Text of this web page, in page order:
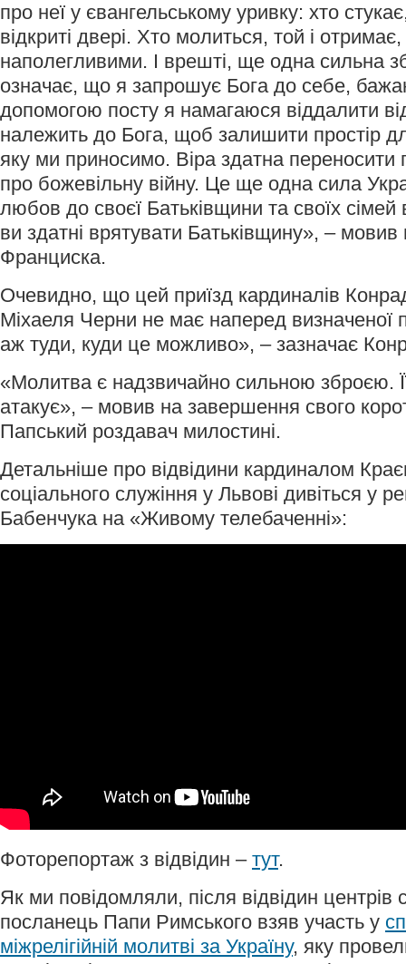
про неї у євангельському уривку: хто
відкриті двері. Хто молиться, той і
наполегливими. І врешті, ще одна сильна
означає, що я запрошує Бога до себе,
допомогою посту я намагаюся віддалити
належить до Бога, щоб залишити простір
яку ми приносимо. Віра здатна переносити
про божевільну війну. Це ще одна сила
любов до своєї Батьківщини та своїх сімей
ви здатні врятувати Батьківщину», –
Франциска.
Очевидно, що цей приїзд кардиналів
Міхаеля Черни не має наперед визначеної
аж туди, куди це можливо», – зазначає
«Молитва є надзвичайно сильною зброєю.
атакує», – мовив на завершення свого
Папський роздавач милостині.
Детальніше про відвідини кардиналом
соціального служіння у Львові дивіться у
Бабенчука на «Живому телебаченні»:
Фоторепортаж з відвідин – тут.
Як ми повідомляли, після відвідин центрів
посланець Папи Римського взяв участь у
міжрелігійній молитві за Україну, яку